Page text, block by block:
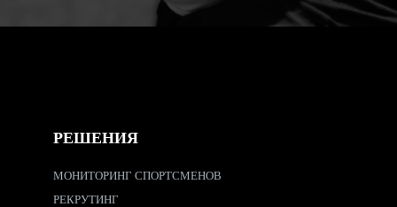
РЕШЕНИЯ
МОНИТОРИНГ СПОРТСМЕНОВ
РЕКРУТИНГ